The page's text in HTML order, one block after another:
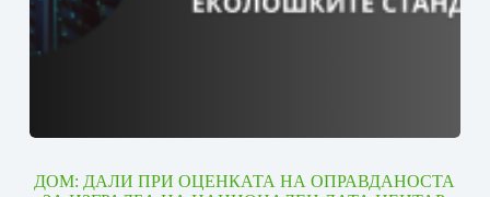
ДОМ: ДАЛИ ПРИ ОЦЕНКАТА НА ОПРАВДАНОСТА